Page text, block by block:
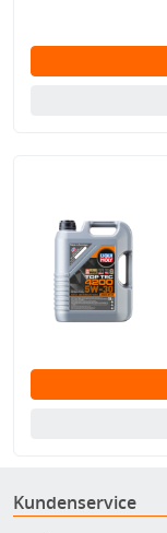
Kundenservice